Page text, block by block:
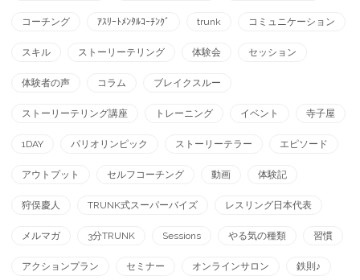
コーチング ｱｽﾘｰﾄﾒﾝﾀﾙｺｰﾁﾝｸﾞ trunk コミュニケーション
スキル ストーリーテリング 体験会 セッション
体験者の声 コラム ブレイクスルー
ストーリーテリング講座 トレーニング イベント 寺子屋
1DAY パリオリンピック ストーリーテラー エピソード
アウトプット セルフコーチング 動画 体験記
狩俣慶人 TRUNK式スーパーバイズ レスリング日本代表
メルマガ 3分TRUNK Sessions やる気の種類 習慣
アクションプラン セミナー オンラインサロン 鉄則♪